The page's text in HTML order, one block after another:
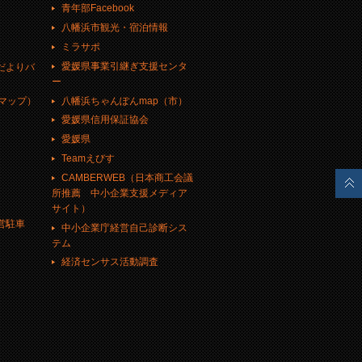
よりバ
ップ）
駐車
青年部Facebook
八幡浜市観光・宿泊情報
ミラサポ
愛媛県事業引継ぎ支援センタ
ー
八幡浜ちゃんぽんmap（市）
愛媛県信用保証協会
愛媛県
Teamえびす
CAMBERWEB（日本商工会議
所推薦 中小企業支援メディア
サイト）
中小企業庁経営自己診断シス
テム
経済センサス活動調査